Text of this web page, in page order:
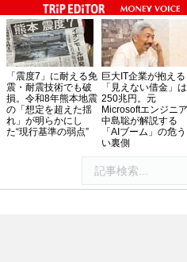
「震度7」に耐える免
震・耐震技術でも破
損。令和8年熊本地震
の「想定を超えた揺
れ」が明らかにし
た“現行基準の弱点”
巨大IT企業が抱える
「見えない借金」は
250兆円。元
Microsoftエンジニア
中島聡が解説する
「AIブーム」の危う
い裏側